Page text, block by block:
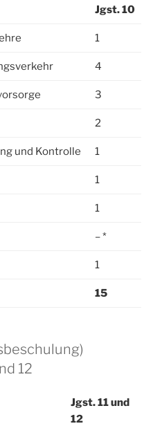
Jgst. 10
1
4
3
2
und Kontrolle 1
1
1
– *
1
15
12
Jgst. 11 und
12